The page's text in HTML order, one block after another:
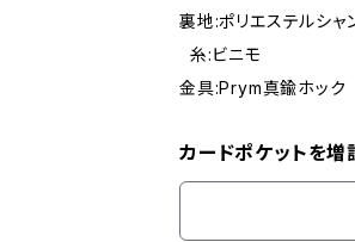
裏地:ポリエステルシャ
糸:ビニモ
金具:Prym真鍮ホック
カードポケットを